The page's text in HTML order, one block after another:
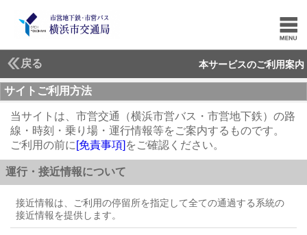
戻る 本サービスのご利用案内
サイトご利用方法
当サイトは、市営交通（横浜市営バス・市営地下鉄）の路
線・時刻・乗り場・運行情報等をご案内するものです。
ご利用の前に [免責事項] をご確認ください。
運行・接近情報について
接近情報は、ご利用の停留所を指定して全ての通過する系統の
接近情報を提供します。